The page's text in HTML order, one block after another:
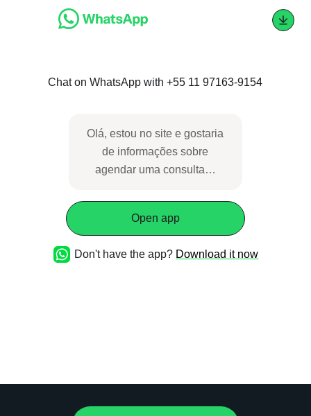
Chat on WhatsApp with +55 11 97163-9154
Olá, estou no site e gostaria
de informações sobre
agendar uma consulta…
Open app
Don't have the app? Download it now